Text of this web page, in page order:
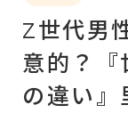
Z世代男
意的？『
の違い』